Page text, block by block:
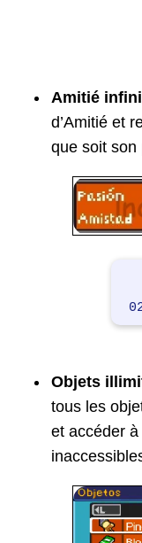
Amitié
d’Amitié et
que soit son
Objets
tous les
et accéder